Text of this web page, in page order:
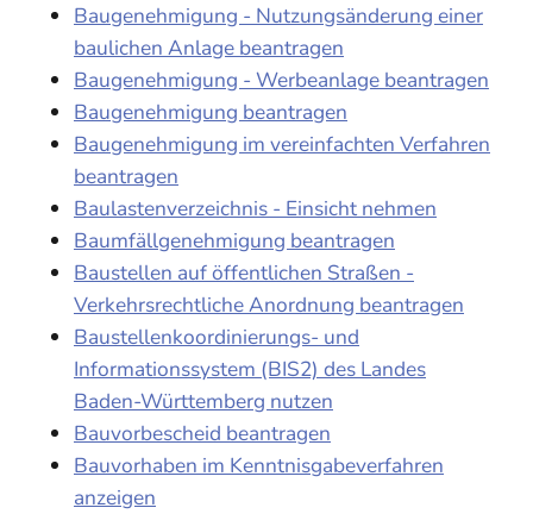
Baugenehmigung - Nutzungsänderung einer
baulichen Anlage beantragen
Baugenehmigung - Werbeanlage beantragen
Baugenehmigung beantragen
Baugenehmigung im vereinfachten Verfahren
beantragen
Baulastenverzeichnis - Einsicht nehmen
Baumfällgenehmigung beantragen
Baustellen auf öffentlichen Straßen -
Verkehrsrechtliche Anordnung beantragen
Baustellenkoordinierungs- und
Informationssystem (BIS2) des Landes
Baden-Württemberg nutzen
Bauvorbescheid beantragen
Bauvorhaben im Kenntnisgabeverfahren
anzeigen